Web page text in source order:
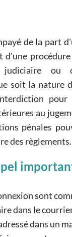
de la part
nature de la
au
toucher le bénéficiaire des règlements.
sont
dans le
dans un